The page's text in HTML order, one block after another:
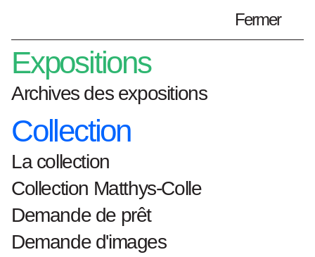
fr
Fermer
Expositions
Archives des expositions
Collection
La collection
Collection Matthys-Colle
Demande de prêt
Demande d'images
Home Artistes
Carlfriedrich Claus